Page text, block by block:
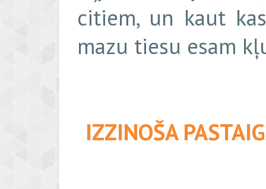
citiem, un kaut
mazu tiesu esam
IZZINOŠA